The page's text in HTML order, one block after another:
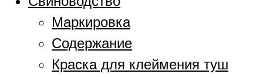
Маркировка
Содержание
Краска для клеймения туш